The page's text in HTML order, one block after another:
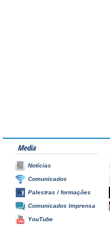
Media
Notícias
Comunicados
Palestras / formações
Comunicados Imprensa
YouTube